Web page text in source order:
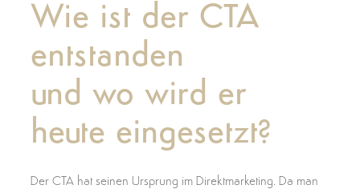
Wie ist der CTA
entstanden
und wo wird er
heute eingesetzt?
Der CTA hat seinen Ursprung im Direktmarketing. Da man